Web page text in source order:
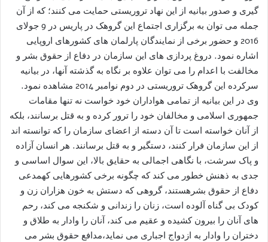
گیری و صدور بیانیه از این نهاد تروریستی حمایت می کنند؛ که از آن
جمله می توان به برگزاری اجتماع این گروهک در پاریس در 9 جولای
2016 و حضور برخی از نمایندگان پارلمان های کشورهای اروپایی
اشاره نمود. دروغ پردازی های این سازمان در دفاع از حقوق بشر و
مخالفت با اعدام را می توان علاوه بر نگاه به گذشته آنها، در بیانیه
سرکرده این گروهک تروریستی در دوم نوامبر 2014 مشاهده نمود.
وی در این بیانیه از تمامی هواداران خود خواست نه تنها مقامات
جمهوری اسلامی و مخالفان خود را ترور کرده و به قتل برسانند، بلکه
از آنان خواسته است تا آن دسته از اعضای سازمان را که توانسته اند
از این سازمان فرار کنند، دستگیر و به قتل برسانند. هر انسان آزاده
و پاک سرشت، با نگاهی اجمالی به حقایق بالا، این سوال اساسی و
جدی به ذهنش خطور می کند که چگونه برخی کشورهایی کهمدعی
دفاع از حقوق بشرهستند، گروهی که دستش به خون هزاران زن و
کودک بی گناه آلوده است، زنان را زندانی و شکنجه می کند، رحم
های آنان را بیرون کشیده و عقیم می کند، آنان را وادار به طلاق و
دختران را وادار به ازدواج اجباری می نماید،مدافع حقوق بشر می